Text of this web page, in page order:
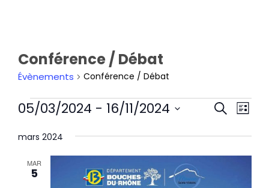
Conférence / Débat
Évènements Conférence / Débat
et
de
vues
Recherche
de
Liste
05/03/2024 - 16/11/2024
une
mars 2024
MAR
5